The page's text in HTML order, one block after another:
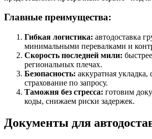
Главные преимущества:
Гибкая логистика: автодоставка
минимальными перевалками и
Скорость последней мили:
региональных плечах.
Безопасность: аккуратная укладка,
страхование по запросу.
Таможня без стресса: готовим
коды, снижаем риски задержек.
Документы для